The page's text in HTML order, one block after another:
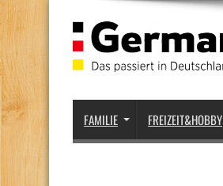
FAMILIE FREIZEIT&HOBBY